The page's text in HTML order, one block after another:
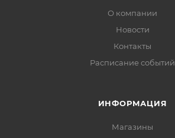
О компании
Новости
Контакты
Расписание событий
ИНФОРМАЦИЯ
Магазины